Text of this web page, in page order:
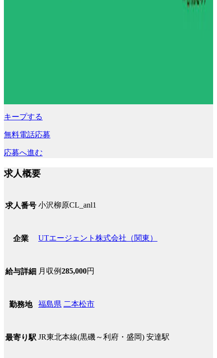
キープする
無料電話応募
応募へ進む
求人概要
求人番号 小沢柳原CL_anl1
企業 UTエージェント株式会社（関東）
給与詳細 月収例285,000円
勤務地 福島県 二本松市
最寄り駅 JR東北本線(黒磯～利府・盛岡) 安達駅